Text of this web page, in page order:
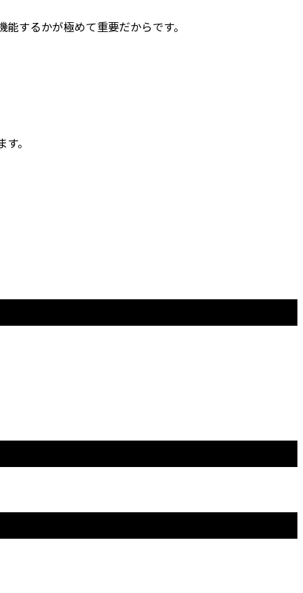
するかが極めて重要だからです。
。